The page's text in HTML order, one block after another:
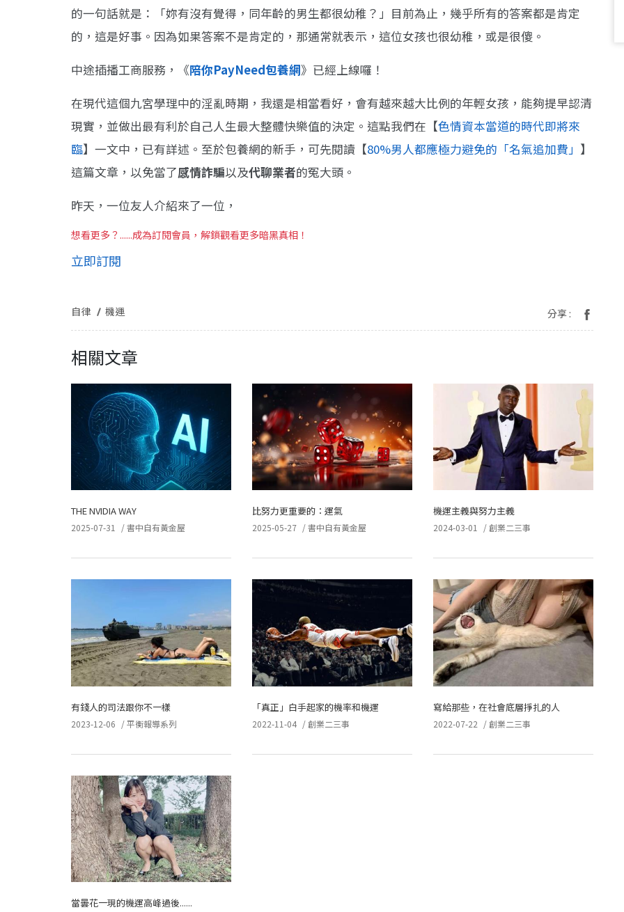
的一句話就是：「妳有沒有覺得，同年齡的男生都很幼稚？」目前為止，幾乎所有的答案都是肯定
的，這是好事。因為如果答案不是肯定的，那通常就表示，這位女孩也很幼稚，或是很傻。
中途插播工商服務，《陪你PayNeed包養網》已經上線囉！
在現代這個九宮學理中的淫亂時期，我還是相當看好，會有越來越大比例的年輕女孩，能夠提早認清
現實，並做出最有利於自己人生最大整體快樂值的決定。這點我們在【色情資本當道的時代即將來
臨】一文中，已有詳述。至於包養網的新手，可先閱讀【80%男人都應極力避免的「名氣追加費」 】
這篇文章，以免當了感情詐騙以及代聊業者的冤大頭。
昨天，一位友人介紹來了一位，
想看更多？......成為訂閱會員，解鎖觀看更多暗黑真相！
立即訂閱
自律 機運 分享 :
相關文章
THE NVIDIA WAY
2025-07-31 /書中自有黃金屋
比努力更重要的：運氣
2025-05-27 /書中自有黃金屋
機運主義與努力主義
2024-03-01 /創業二三事
有錢人的司法跟你不一樣
2023-12-06 /平衡報導系列
「真正」白手起家的機率和機運
2022-11-04 /創業二三事
寫給那些，在社會底層掙扎的人
2022-07-22 /創業二三事
當曇花一現的機運高峰過後......